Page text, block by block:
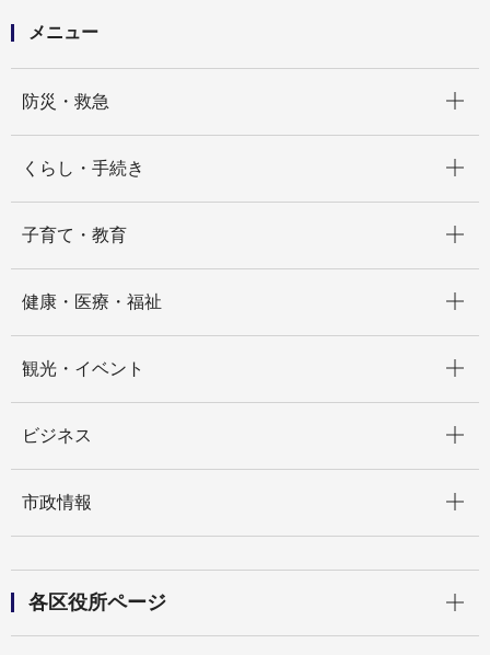
メニュー
防災・救急
くらし・手続き
子育て・教育
健康・医療・福祉
観光・イベント
ビジネス
市政情報
各区役所ページ